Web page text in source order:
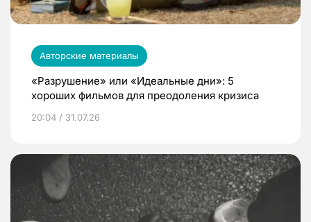
Авторские материалы
«Разрушение» или «Идеальные дни»: 5
хороших фильмов для преодоления кризиса
20:04 / 31.07.26